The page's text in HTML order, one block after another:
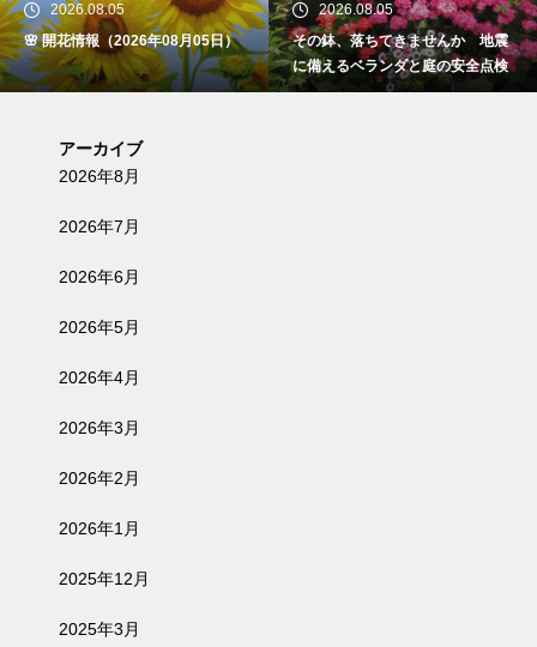
2026.08.05
🌸 開花情報（2026年08月05日）
2026.08.05
その鉢、落ちてきませんか 地震
に備えるベランダと庭の安全点検
アーカイブ
2026年8月
2026年7月
2026年6月
2026年5月
2026年4月
2026年3月
2026年2月
2026年1月
2025年12月
2025年3月